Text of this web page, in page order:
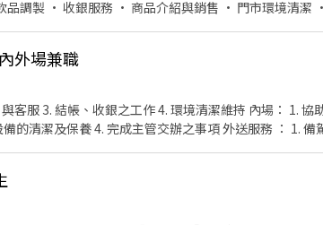
有夥伴一步一步陪你學習，只要願意
越11門市外，台中地區還有其他門市可選擇，歡迎私訊詢問，一起
外場兼職
工作 4. 環境清潔維持 內場： 1. 協助備料、事前準備 2. 最完 美
的韓式炸雞及特色料理製作 3. 工作區域和設備的清潔及保養